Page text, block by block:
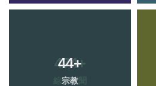
44+
宗教